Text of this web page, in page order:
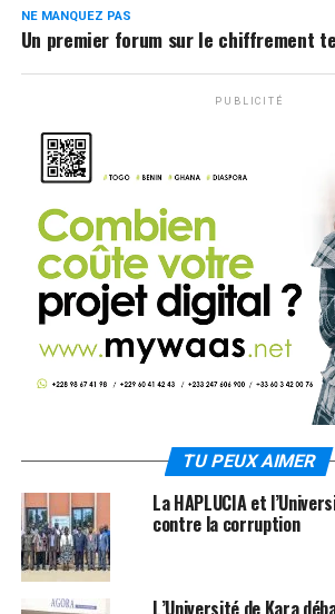
NE MANQUEZ PAS
Un premier forum sur le chiffrement
PUBLICITÉ
TU PEUX AIMER
La HAPLUCIA et
contre la corruption
L’Université de Kara